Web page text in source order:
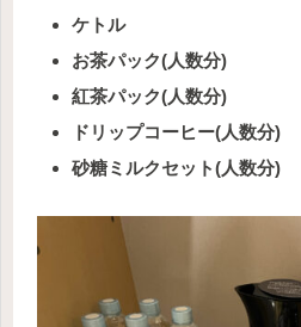
ケトル
お茶パック(人数分)
紅茶パック(人数分)
ドリップコーヒー(人数分)
砂糖ミルクセット(人数分)